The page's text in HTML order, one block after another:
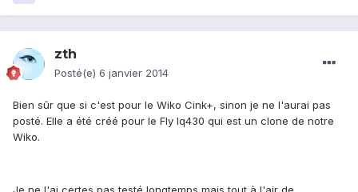
zth
Posté(e) 6 janvier 2014
Bien sûr que si c'est pour le Wiko Cink+, sinon je ne l'aurai pas
posté. Elle a été créé pour le Fly Iq430 qui est un clone de notre
Wiko.